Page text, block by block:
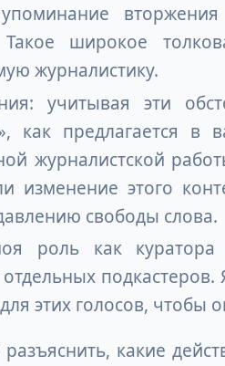
упоминание
широкое
журналистику.
учитывая эти
как предлагается в
журналистской
изменение этого
свободы слова.
роль как куратора
этих голосов, чтобы
какие